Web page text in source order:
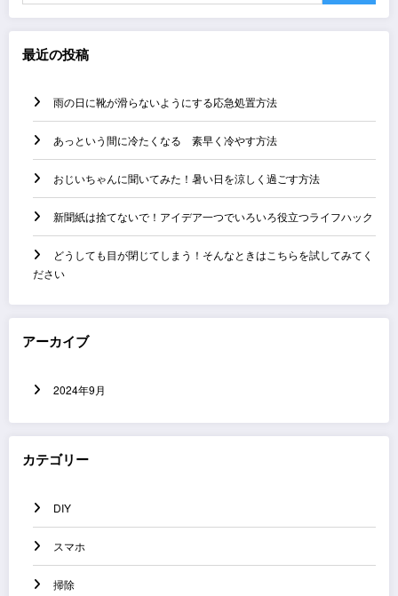
最近の投稿
雨の日に靴が滑らないようにする応急処置方法
あっという間に冷たくなる 素早く冷やす方法
おじいちゃんに聞いてみた！暑い日を涼しく過ごす方法
新聞紙は捨てないで！アイデア一つでいろいろ役立つライフハック
どうしても目が閉じてしまう！そんなときはこちらを試してみてく
ださい
アーカイブ
2024年9月
カテゴリー
DIY
スマホ
掃除